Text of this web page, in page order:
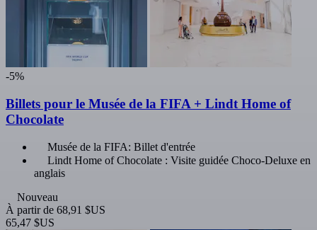
-5%
Billets pour le Musée de la FIFA + Lindt Home of
Chocolate
Musée de la FIFA: Billet d'entrée
Lindt Home of Chocolate : Visite guidée Choco-Deluxe en
anglais
Nouveau
À partir de 68,91 $US
65,47 $US